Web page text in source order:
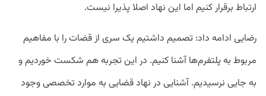
ارتباط برقرار کنیم اما این نهاد اصلا پذیرا نیست.
رضایی ادامه داد: تصمیم داشتیم یک سری از قضات را با مفاهیم
مربوط به پلتفرم‌ها آشنا کنیم. در این تجربه هم شکست خوردیم و
به جایی نرسیدیم. آشنایی در نهاد قضایی به موارد تخصصی وجود